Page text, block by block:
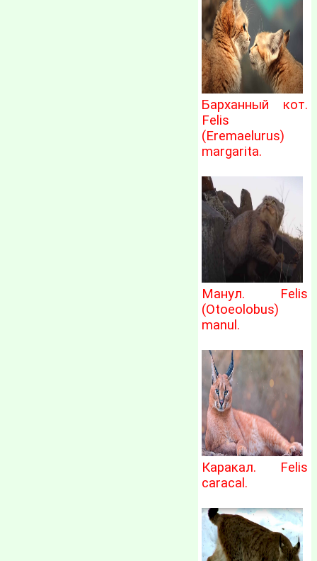
Барханный кот.
Felis
(Eremaelurus)
margarita.
Манул. Felis
(Otoeolobus)
manul.
Каракал. Felis
caracal.